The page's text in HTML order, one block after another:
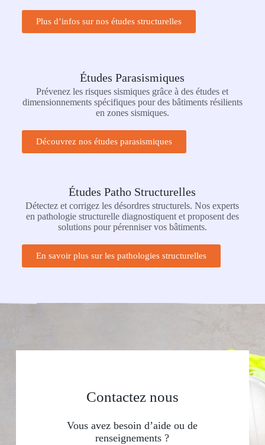
Plus d’infos sur nos études structurelles
Études Parasismiques
Prévenez les risques sismiques grâce à des études et
dimensionnements spécifiques pour des bâtiments résilients
en zones sismiques.
Découvrez nos études parasismiques
Études Patho Structurelles
Détectez et corrigez les désordres structurels. Nos experts
en pathologie structurelle diagnostiquent et proposent des
solutions pour pérenniser vos bâtiments.
En savoir plus sur les pathologies structurelles
Contactez nous
Vous avez besoin d’aide ou de
renseignements ?